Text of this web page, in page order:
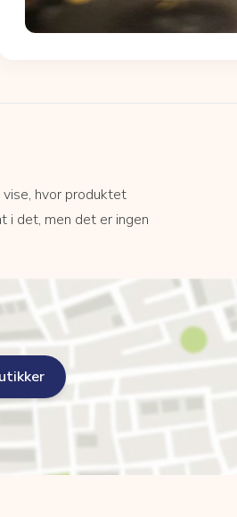
hvor produktet
i det, men det er ingen